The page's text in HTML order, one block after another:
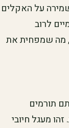
על האקלים
לרוב
מה שמפחית את
תורמים
מעגל חיובי